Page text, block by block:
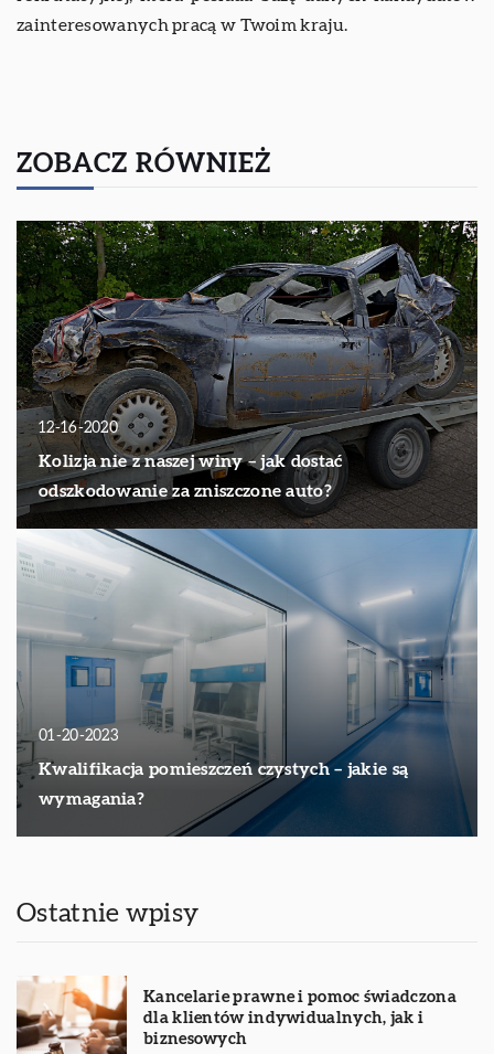
zainteresowanych pracą w Twoim kraju.
ZOBACZ RÓWNIEŻ
12-16-2020
Kolizja nie z naszej winy – jak dostać
odszkodowanie za zniszczone auto?
01-20-2023
Kwalifikacja pomieszczeń czystych – jakie są
wymagania?
Ostatnie wpisy
Kancelarie prawne i pomoc świadczona
dla klientów indywidualnych, jak i
biznesowych